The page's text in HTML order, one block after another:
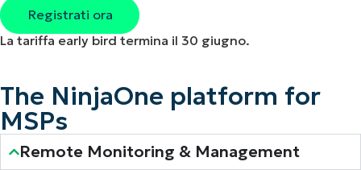
Registrati ora
La tariffa early bird termina il 30 giugno.
The NinjaOne platform for
MSPs
Remote Monitoring & Management